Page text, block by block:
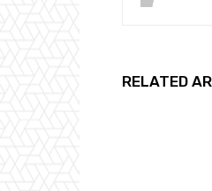
RELATED